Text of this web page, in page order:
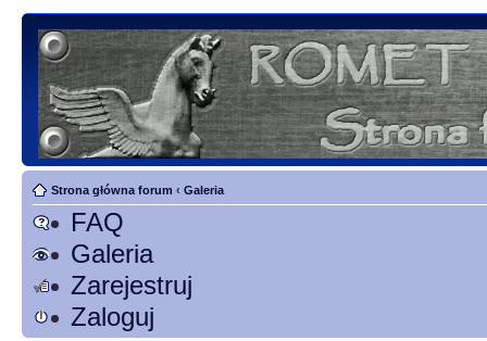
Strona główna forum ‹ Galeria
FAQ
Galeria
Zarejestruj
Zaloguj